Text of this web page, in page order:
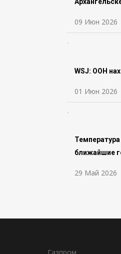
09 Июн 2026
WSJ: ООН
01 Июн 2026
ближайшие
29 Май 2026